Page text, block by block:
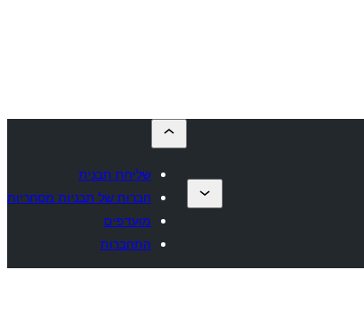
שליחת תבנית
חברות של תבניות מסחריות
מועדפים
התחברות